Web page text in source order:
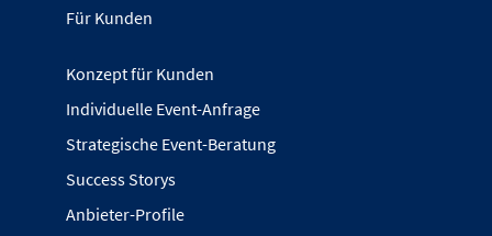
Für Kunden
Konzept für Kunden
Individuelle Event-Anfrage
Strategische Event-Beratung
Success Storys
Anbieter-Profile